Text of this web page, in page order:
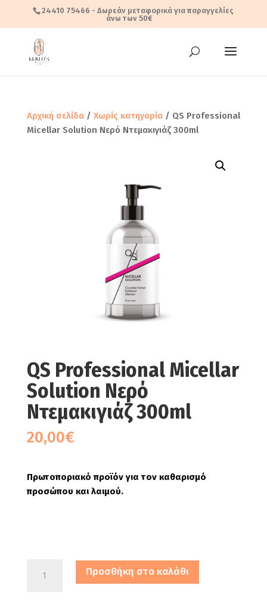
24410 75466 - Δωρεάν μεταφορικά για παραγγελίες
άνω των 50€
Αρχική σελίδα/ Χωρίς κατηγορία/ QS Professional
Micellar Solution Νερό Ντεμακιγιάζ 300ml
QS Professional Micellar
Solution Νερό
Ντεμακιγιάζ 300ml
20,00€
Πρωτοποριακό προϊόν για τον καθαρισμό
προσώπου και λαιμού.
Professional
Προσθήκη στο καλάθι